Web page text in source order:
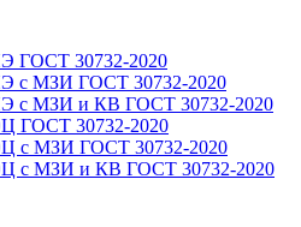
ГОСТ 30732-2020
с МЗИ ГОСТ 30732-2020
с МЗИ и КВ ГОСТ 30732-2020
ГОСТ 30732-2020
с МЗИ ГОСТ 30732-2020
с МЗИ и КВ ГОСТ 30732-2020